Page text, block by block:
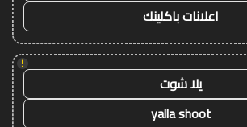
اعلانات باكلينك
!
يلا شوت
yalla shoot